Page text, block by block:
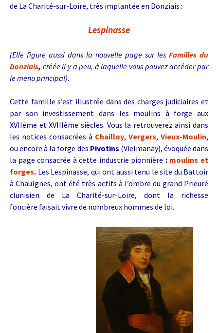
de La Charité-sur-Loire, très implantée en Donziais :
Lespinasse
(Elle figure aussi dans la nouvelle page sur les Familles du
Donziais, créée il y a peu, à laquelle vous pouvez accéder par
le menu principal).
Cette famille s’est illustrée dans des charges judiciaires et
par son investissement dans les moulins à forge aux
XVIIème et XVIIIème siècles. Vous la retrouverez ainsi dans
les notices consacrées à Chailloy, Vergers, Vieux-Moulin,
ou encore à la forge des Pivotins (Vielmanay), évoquée dans
la page consacrée à cette industrie pionnière : moulins et
forges. Les Lespinasse, qui ont aussi tenu le site du Battoir
à Chaulgnes, ont été très actifs à l’ombre du grand Prieuré
clunisien de La Charité-sur-Loire, dont la richesse
foncière faisait vivre de nombreux hommes de loi.